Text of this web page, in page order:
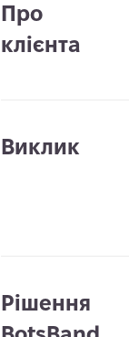
Про
клієнта
Виклик
Рішення